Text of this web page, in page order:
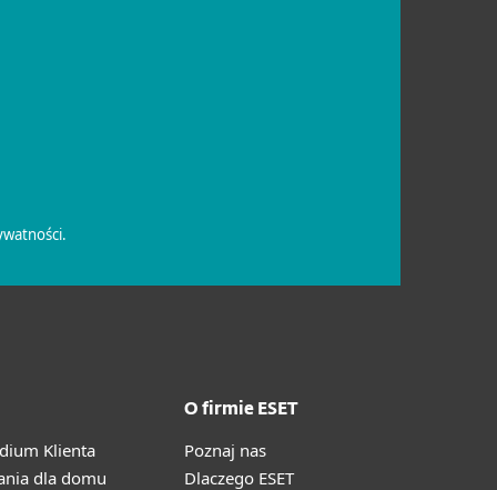
Klienta
dla domu
O firmie ESET
Poznaj nas
Dlaczego ESET